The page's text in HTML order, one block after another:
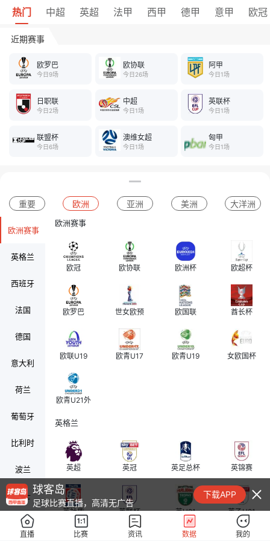
热门 中超 英超 法甲 西甲 德甲 意甲 欧冠
近期赛事
欧罗巴
今日9场
欧协联
今日26场
阿甲
今日1场
日职联
今日2场
中超
今日1场
英联杯
今日1场
联盟杯
今日6场
澳维女超
今日1场
匈甲
今日1场
重要 欧洲 亚洲 美洲 大洋洲
欧洲赛事
英格兰
西班牙
法国
德国
意大利
荷兰
葡萄牙
比利时
波兰
瑞士
奥地利
欧洲赛事
欧冠 欧协联 欧洲杯 欧超杯
欧罗巴 世女欧预 欧国联 酋长杯
欧联U19 欧青U17 欧青U19 女欧国杯
欧青U21外
英格兰
英超 英冠 英足总杯 英锦赛
英社盾 英联杯 英U21 英乙U21
球客岛
足球比赛直播，高清无广告
下载APP
直播 比赛 资讯 数据 我的